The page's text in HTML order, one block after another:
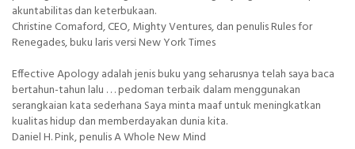
akuntabilitas dan keterbukaan.
Christine Comaford, CEO, Mighty Ventures, dan penulis Rules for
Renegades, buku laris versi New York Times
Effective Apology adalah jenis buku yang seharusnya telah saya baca
bertahun-tahun lalu . . . pedoman terbaik dalam menggunakan
serangkaian kata sederhana Saya minta maaf untuk meningkatkan
kualitas hidup dan memberdayakan dunia kita.
Daniel H. Pink, penulis A Whole New Mind